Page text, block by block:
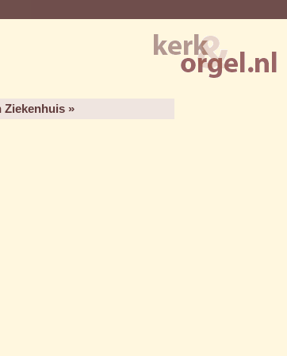
Ziekenhuis »